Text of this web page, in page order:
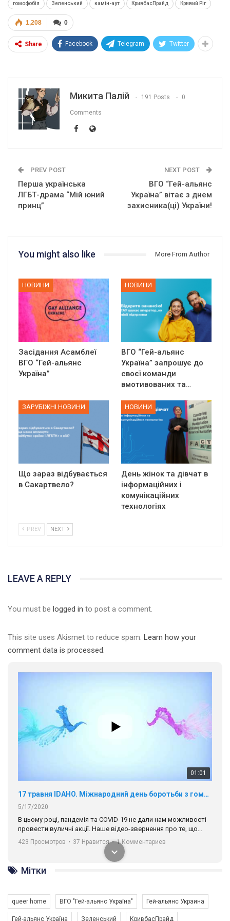
гомофобія Зеленський камін-аут КривбасПрайд Кривий Ріг
0
1,208
Share Facebook Telegram Twitter
Микита Палій 191 Posts 0
Comments
PREV POST
Перша українська
ЛГБТ-драма “Мій юний
принц”
NEXT POST
ВГО “Гей-альянс
Україна” вітає з днем
захисника(ці) України!
You might also like More From Author
НОВИНИ
Засідання Асамблеї
ВГО “Гей-альянс
Україна”
НОВИНИ
ВГО “Гей-альянс
Україна” запрошує до
своєї команди
вмотивованих та…
ЗАРУБІЖНІ НОВИНИ
Що зараз відбувається
в Сакартвело?
НОВИНИ
День жінок та дівчат в
інформаційних і
комунікаційних
технологіях
PREV NEXT
LEAVE A REPLY
You must be logged in to post a comment.
This site uses Akismet to reduce spam. Learn how your
comment data is processed.
01:01
17 травня IDAHO. Міжнародний день боротьби з гомофобією трансфобією і біфобія.
5/17/2020
В цьому році, пандемія та COVІD-19 не дали нам можливості
провести вуличні акції. Наше відео-звернення про те, що
навіть коли ми у різних містах та не можемо зустрінеться, ми
разом. Ми закликаємо всіх хто поділяє цінності рівності та
солідарності, приєднатися до нас. Регіональні підрозділи
ГАУ є в 16 областях України.
Разом наш голос лунає гучніше!
423 Просмотров • 37 Нравится • 1 Комментариев
Мітки
queer home ВГО "Гей-альянс Україна" Гей-альянс Украина
Гей-альянс Україна Зеленський КривбасПрайд